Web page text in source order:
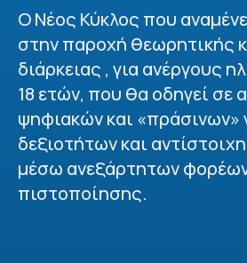
Ο Νέος Κύκλος που
στην παροχή θεωρητικής
διάρκειας , για ανέργους
18 ετών, που θα οδηγεί σε
ψηφιακών και «πράσινων»
δεξιοτήτων και
μέσω ανεξάρτητων
πιστοποίησης.